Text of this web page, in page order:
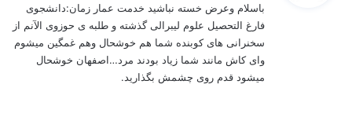
:
باسلام وعرض خسته نباشید خدمت عمار زمان:دانشجوی
فارغ التحصیل علوم لیبرالی گذشته و طلبه ی حوزوی الآنم از
سخنرانی های کوبنده شما هم خوشحال وهم غمگین میشوم
وای کاش مانند شما زیاد بودند مرد…اصفهان خوشحال
میشود قدم روی چشمش بگذارید.